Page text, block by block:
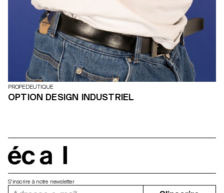
PROPEDEUTIQUE
OPTION DESIGN INDUSTRIEL
S'inscrire à notre newsletter